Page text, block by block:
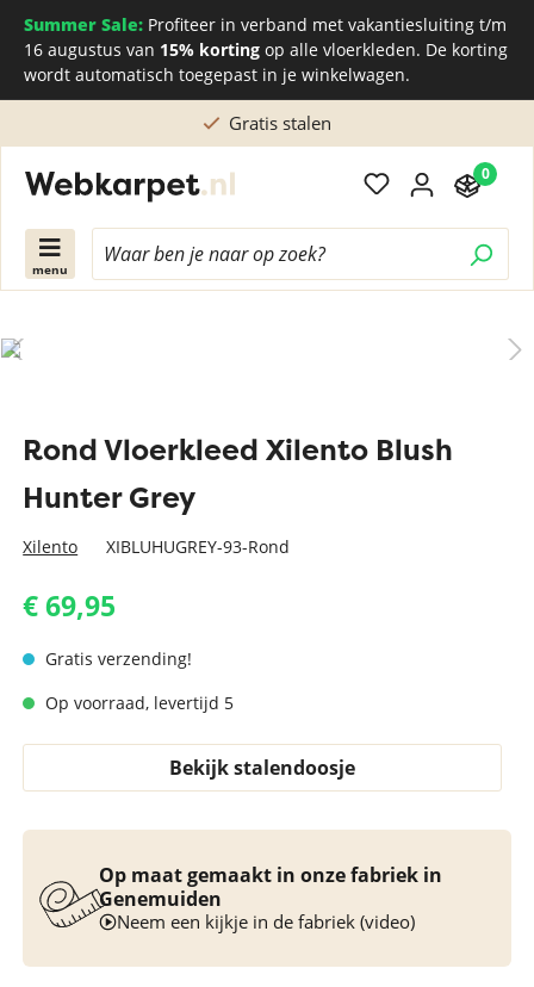
Summer Sale: Profiteer in verband met vakantiesluiting t/m
16 augustus van 15% korting op alle vloerkleden. De korting
wordt automatisch toegepast in je winkelwagen.
Gratis stalen
menu
0
Rond Vloerkleed Xilento Blush
Hunter Grey
Xilento XIBLUHUGREY-93-Rond
€ 69,95
Gratis verzending!
Op voorraad, levertijd 5
Bekijk stalendoosje
Op maat gemaakt in onze fabriek in
Genemuiden
Neem een kijkje in de fabriek (video)